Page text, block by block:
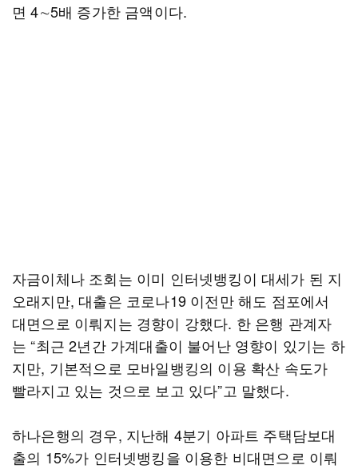
면 4∼5배 증가한 금액이다.
자금이체나 조회는 이미 인터넷뱅킹이 대세가 된 지
오래지만, 대출은 코로나19 이전만 해도 점포에서
대면으로 이뤄지는 경향이 강했다. 한 은행 관계자
는 “최근 2년간 가계대출이 불어난 영향이 있기는 하
지만, 기본적으로 모바일뱅킹의 이용 확산 속도가
빨라지고 있는 것으로 보고 있다”고 말했다.
하나은행의 경우, 지난해 4분기 아파트 주택담보대
출의 15%가 인터넷뱅킹을 이용한 비대면으로 이뤄